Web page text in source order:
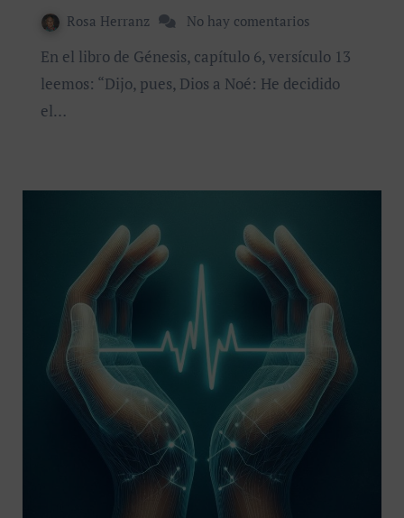
Rosa Herranz No hay comentarios
En el libro de Génesis, capítulo 6, versículo 13
leemos: “Dijo, pues, Dios a Noé: He decidido
el…